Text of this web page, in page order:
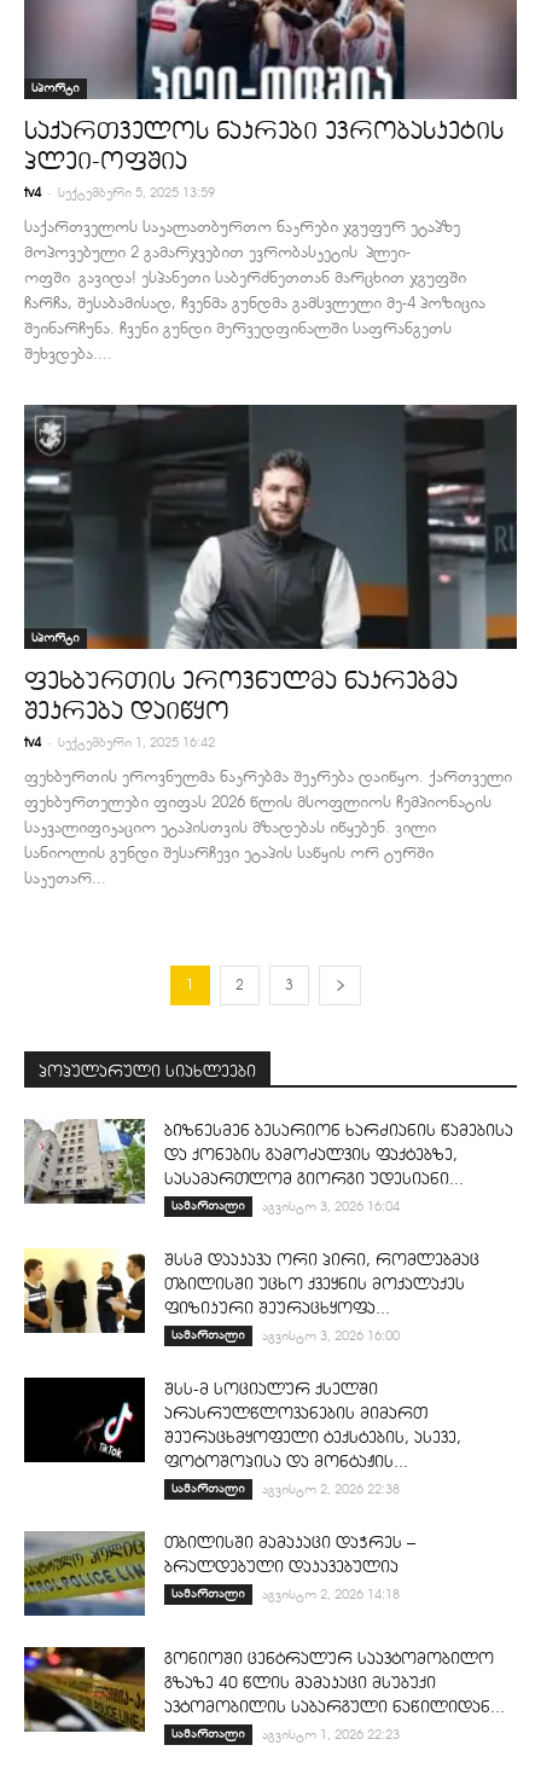
სპორტი
საქართველოს ნაკრები ევრობასკეტის
პლეი-ოფშია
tv4 - სექტემბერი 5, 2025 13:59
საქართველოს საკალათბურთო ნაკრები ჯგუფურ ეტაპზე
მოპოვებული 2 გამარჯვებით ევრობასკეტის პლეი-
ოფში გავიდა! ესპანეთი საბერძნეთთან მარცხით ჯგუფში
ჩარჩა, შესაბამისად, ჩვენმა გუნდმა გამსვლელი მე-4 პოზიცია
შეინარჩუნა. ჩვენი გუნდი მერვედფინალში საფრანგეთს
შეხვდება....
სპორტი
ფეხბურთის ეროვნულმა ნაკრებმა
შეკრება დაიწყო
tv4 - სექტემბერი 1, 2025 16:42
ფეხბურთის ეროვნულმა ნაკრებმა შეკრება დაიწყო. ქართველი
ფეხბურთელები ფიფას 2026 წლის მსოფლიოს ჩემპიონატის
საკვალიფიკაციო ეტაპისთვის მზადებას იწყებენ. ვილი
სანიოლის გუნდი შესარჩევი ეტაპის საწყის ორ ტურში
საკუთარ...
1 2 3
პოპულარული სიახლეები
ბიზნესმენ ბესარიონ ხარძიანის წამებისა
და ქონების გამოძალვის ფაქტებზე,
სასამართლომ გიორგი უდესიანი...
სამართალი აგვისტო 3, 2026 16:04
შსსმ დააკავა ორი პირი, რომლებმაც
თბილისში უცხო ქვეყნის მოქალაქეს
ფიზიკური შეურაცხყოფა...
სამართალი აგვისტო 3, 2026 16:00
შსს-მ სოციალურ ქსელში
არასრულწლოვანების მიმართ
შეურაცხმყოფელი ტექსტების, ასევე,
ფოტოშოპისა და მონტაჟის...
სამართალი აგვისტო 2, 2026 22:38
თბილისში მამაკაცი დაჭრეს –
ბრალდებული დაკავებულია
სამართალი აგვისტო 2, 2026 14:18
გონიოში ცენტრალურ საავტომობილო
გზაზე 40 წლის მამაკაცი მსუბუქი
ავტომობილის საბარგული ნაწილიდან...
სამართალი აგვისტო 1, 2026 22:23